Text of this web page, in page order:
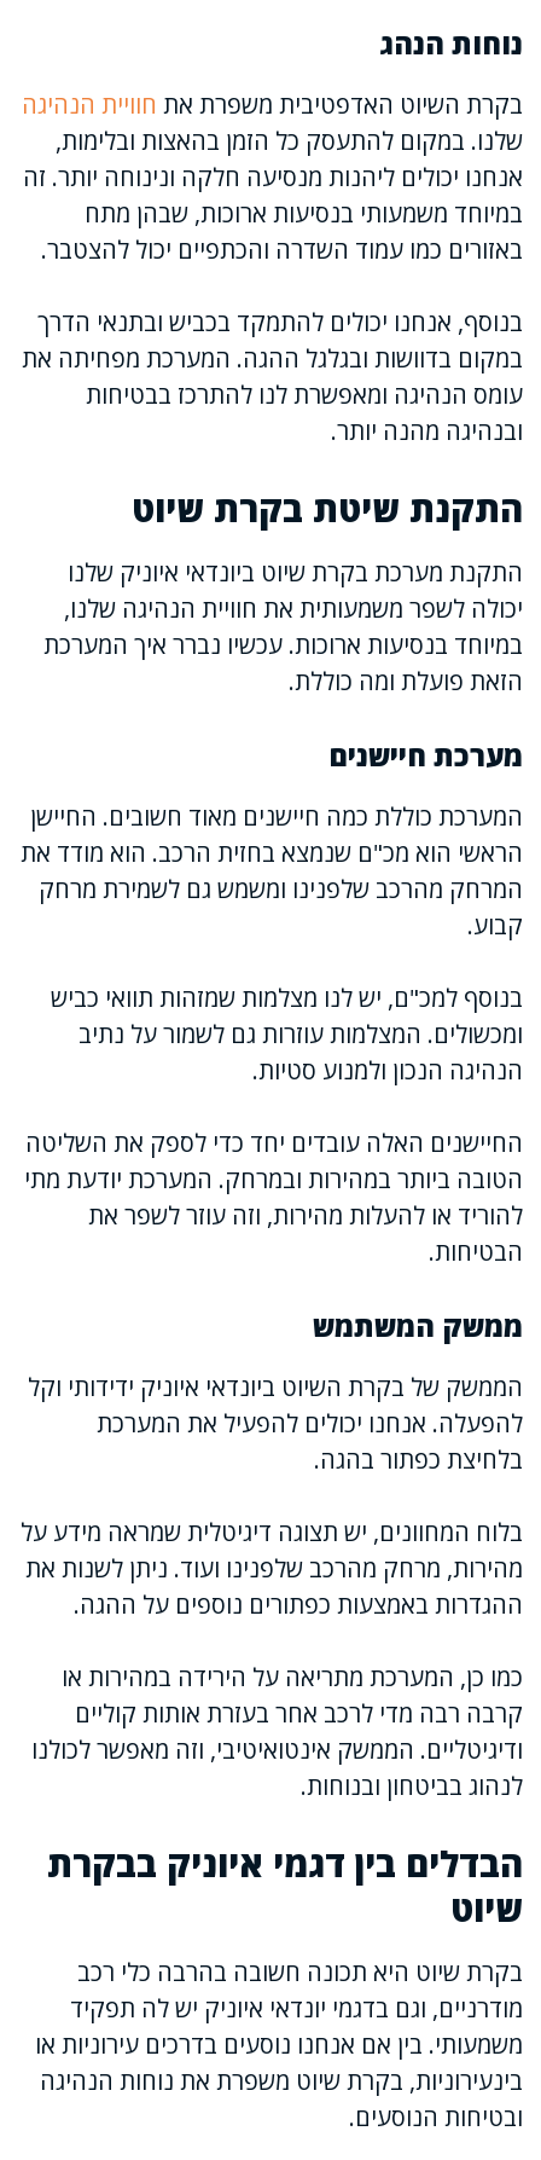
נוחות הנהג
בקרת השיוט האדפטיבית משפרת את חוויית הנהיגה
שלנו. במקום להתעסק כל הזמן בהאצות ובלימות,
אנחנו יכולים ליהנות מנסיעה חלקה ונינוחה יותר. זה
במיוחד משמעותי בנסיעות ארוכות, שבהן מתח
באזורים כמו עמוד השדרה והכתפיים יכול להצטבר.
בנוסף, אנחנו יכולים להתמקד בכביש ובתנאי הדרך
במקום בדוושות ובגלגל ההגה. המערכת מפחיתה את
עומס הנהיגה ומאפשרת לנו להתרכז בבטיחות
ובנהיגה מהנה יותר.
התקנת שיטת בקרת שיוט
התקנת מערכת בקרת שיוט ביונדאי איוניק שלנו
יכולה לשפר משמעותית את חוויית הנהיגה שלנו,
במיוחד בנסיעות ארוכות. עכשיו נברר איך המערכת
הזאת פועלת ומה כוללת.
מערכת חיישנים
המערכת כוללת כמה חיישנים מאוד חשובים. החיישן
הראשי הוא מכ"ם שנמצא בחזית הרכב. הוא מודד את
המרחק מהרכב שלפנינו ומשמש גם לשמירת מרחק
קבוע.
בנוסף למכ"ם, יש לנו מצלמות שמזהות תוואי כביש
ומכשולים. המצלמות עוזרות גם לשמור על נתיב
הנהיגה הנכון ולמנוע סטיות.
החיישנים האלה עובדים יחד כדי לספק את השליטה
הטובה ביותר במהירות ובמרחק. המערכת יודעת מתי
להוריד או להעלות מהירות, וזה עוזר לשפר את
הבטיחות.
ממשק המשתמש
הממשק של בקרת השיוט ביונדאי איוניק ידידותי וקל
להפעלה. אנחנו יכולים להפעיל את המערכת
בלחיצת כפתור בהגה.
בלוח המחוונים, יש תצוגה דיגיטלית שמראה מידע על
מהירות, מרחק מהרכב שלפנינו ועוד. ניתן לשנות את
ההגדרות באמצעות כפתורים נוספים על ההגה.
כמו כן, המערכת מתריאה על הירידה במהירות או
קרבה רבה מדי לרכב אחר בעזרת אותות קוליים
ודיגיטליים. הממשק אינטואיטיבי, וזה מאפשר לכולנו
לנהוג בביטחון ובנוחות.
הבדלים בין דגמי איוניק בבקרת
שיוט
בקרת שיוט היא תכונה חשובה בהרבה כלי רכב
מודרניים, וגם בדגמי יונדאי איוניק יש לה תפקיד
משמעותי. בין אם אנחנו נוסעים בדרכים עירוניות או
בינעירוניות, בקרת שיוט משפרת את נוחות הנהיגה
ובטיחות הנוסעים.